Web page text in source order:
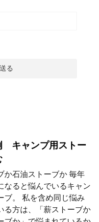
キャンプ用ストー
か石油ストーブか 毎年
なると悩んでいるキャン
ブ。 私を含め同じ悩み
る方は、「薪ストーブか